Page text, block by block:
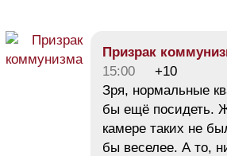
Призрак
15:00
+10
Зря, нормальные
бы ещё посидеть.
камере таких не
бы веселее. А то,